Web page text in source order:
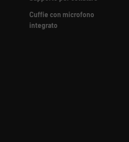
Cuffie con microfono
integrato